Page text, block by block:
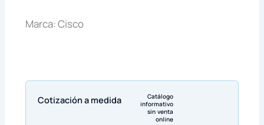
Marca: Cisco
Cotización a medida
Catálogo
informativo
sin venta
online